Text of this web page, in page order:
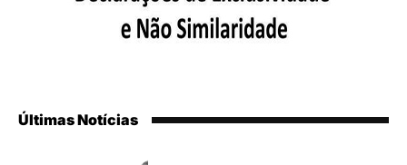
Últimas Notícias